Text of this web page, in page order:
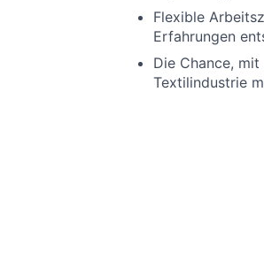
Flexible
Erfahrungen
Die Chance,
Textilindustrie